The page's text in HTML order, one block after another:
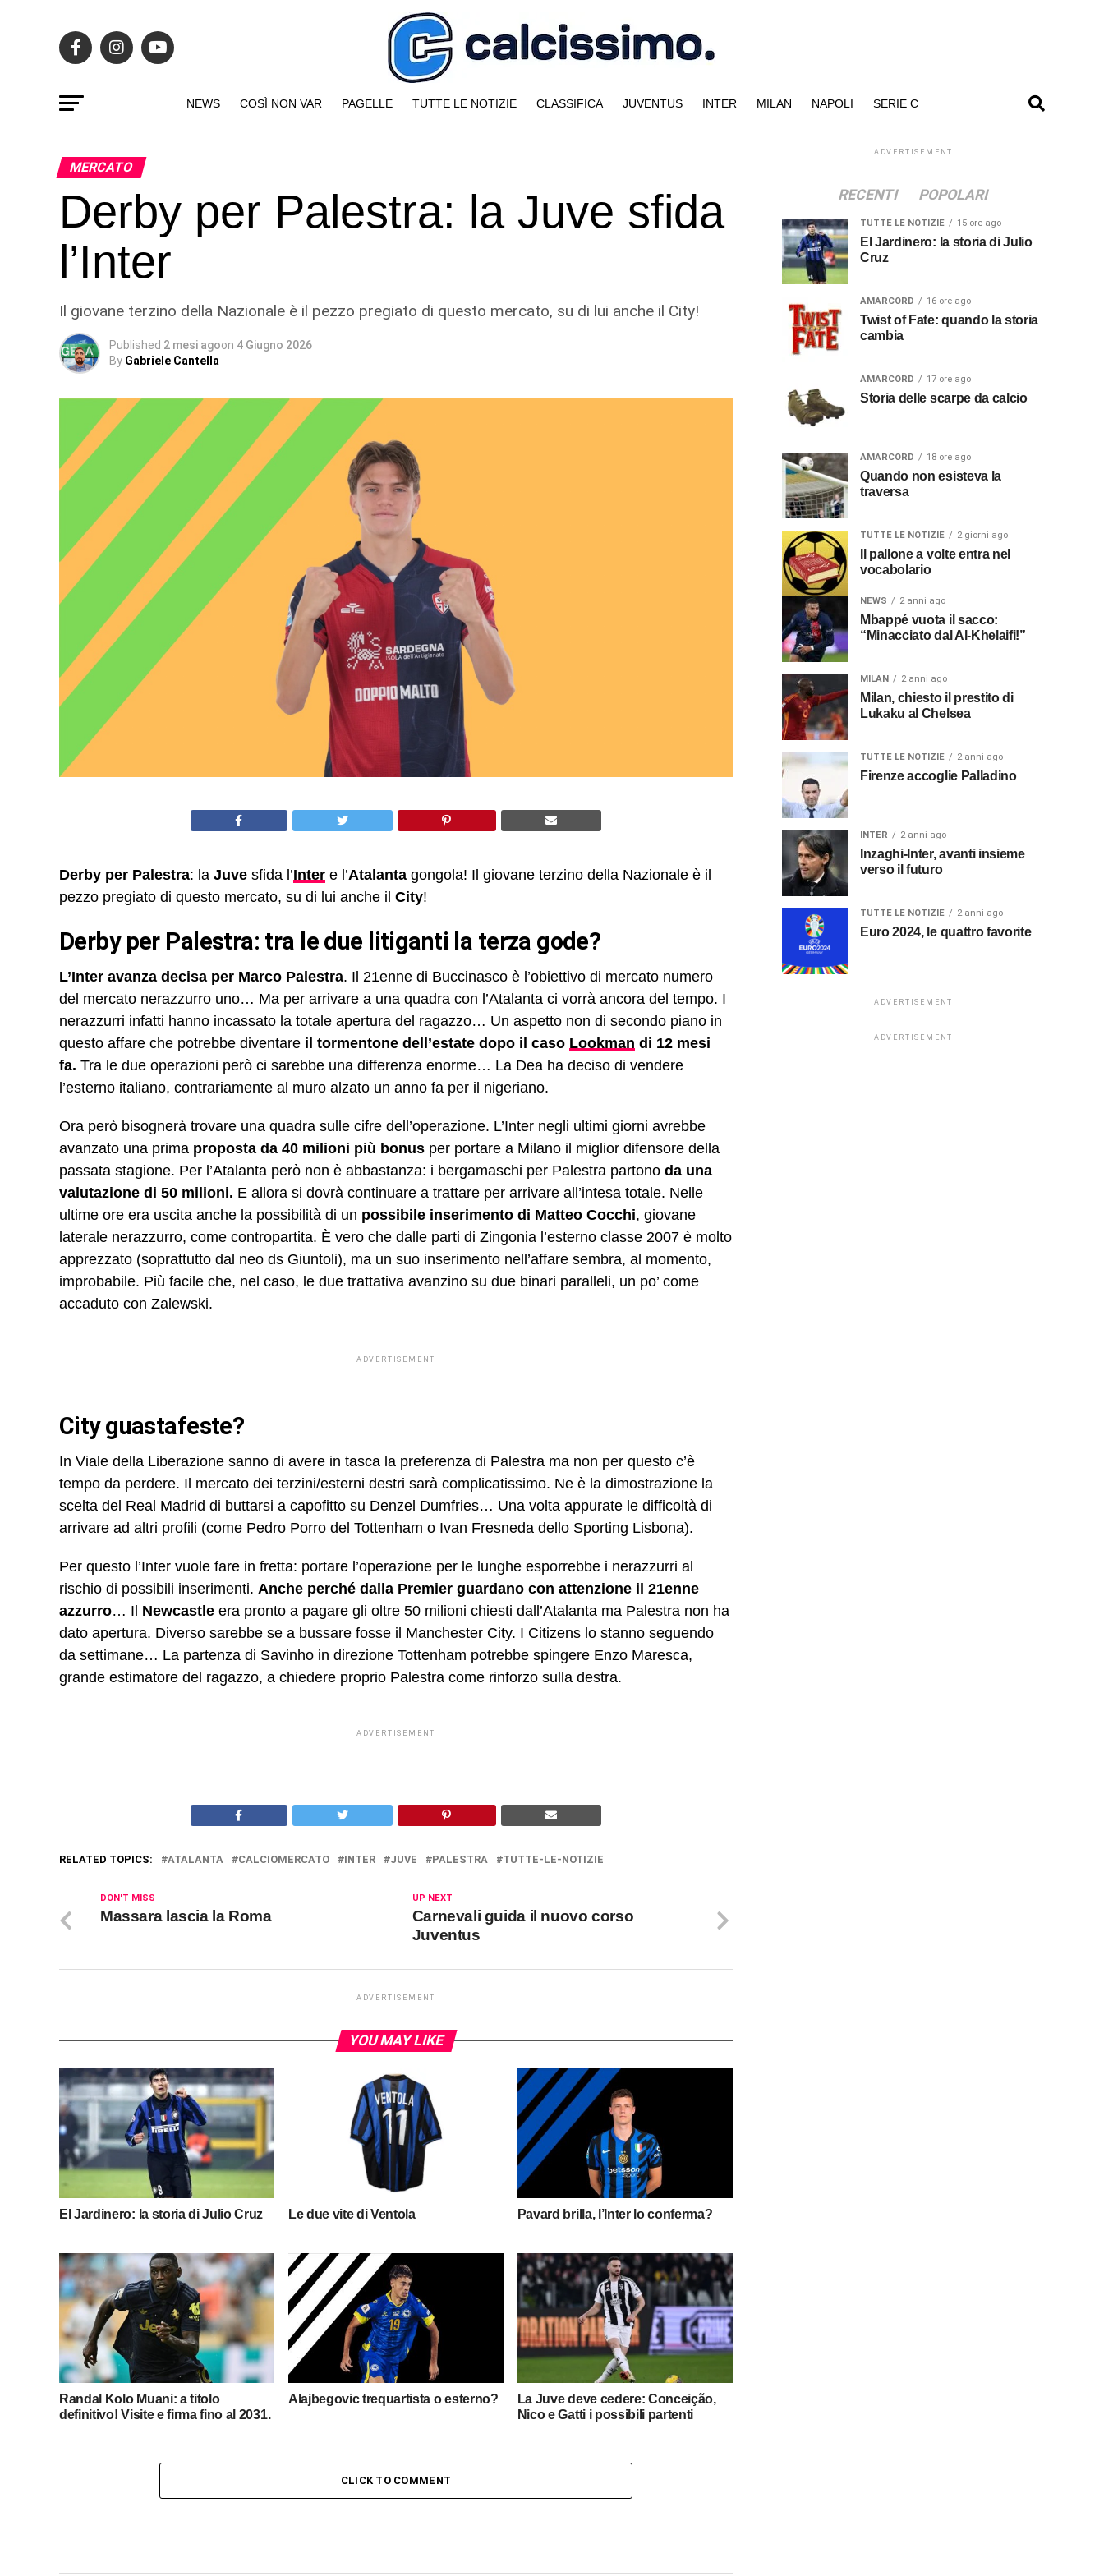
NEWS COSÌ NON VAR PAGELLE TUTTE LE NOTIZIE CLASSIFICA JUVENTUS INTER MILAN NAPOLI SERIE C
MERCATO
Derby per Palestra: la Juve sfida
l’Inter
Il giovane terzino della Nazionale è il pezzo pregiato di questo mercato, su di lui anche il City!
Published 2 mesi agoon 4 Giugno 2026
By Gabriele Cantella
Derby per Palestra: la Juve sfida l’Inter e l’Atalanta gongola! Il giovane terzino della Nazionale è il
pezzo pregiato di questo mercato, su di lui anche il City!
Derby per Palestra: tra le due litiganti la terza gode?
L’Inter avanza decisa per Marco Palestra. Il 21enne di Buccinasco è l’obiettivo di mercato numero
del mercato nerazzurro uno… Ma per arrivare a una quadra con l’Atalanta ci vorrà ancora del tempo. I
nerazzurri infatti hanno incassato la totale apertura del ragazzo… Un aspetto non di secondo piano in
questo affare che potrebbe diventare il tormentone dell’estate dopo il caso Lookman di 12 mesi
fa. Tra le due operazioni però ci sarebbe una differenza enorme… La Dea ha deciso di vendere
l’esterno italiano, contrariamente al muro alzato un anno fa per il nigeriano.
Ora però bisognerà trovare una quadra sulle cifre dell’operazione. L’Inter negli ultimi giorni avrebbe
avanzato una prima proposta da 40 milioni più bonus per portare a Milano il miglior difensore della
passata stagione. Per l’Atalanta però non è abbastanza: i bergamaschi per Palestra partono da una
valutazione di 50 milioni. E allora si dovrà continuare a trattare per arrivare all’intesa totale. Nelle
ultime ore era uscita anche la possibilità di un possibile inserimento di Matteo Cocchi, giovane
laterale nerazzurro, come contropartita. È vero che dalle parti di Zingonia l’esterno classe 2007 è molto
apprezzato (soprattutto dal neo ds Giuntoli), ma un suo inserimento nell’affare sembra, al momento,
improbabile. Più facile che, nel caso, le due trattativa avanzino su due binari paralleli, un po’ come
accaduto con Zalewski.
ADVERTISEMENT
City guastafeste?
In Viale della Liberazione sanno di avere in tasca la preferenza di Palestra ma non per questo c’è
tempo da perdere. Il mercato dei terzini/esterni destri sarà complicatissimo. Ne è la dimostrazione la
scelta del Real Madrid di buttarsi a capofitto su Denzel Dumfries… Una volta appurate le difficoltà di
arrivare ad altri profili (come Pedro Porro del Tottenham o Ivan Fresneda dello Sporting Lisbona).
Per questo l’Inter vuole fare in fretta: portare l’operazione per le lunghe esporrebbe i nerazzurri al
rischio di possibili inserimenti. Anche perché dalla Premier guardano con attenzione il 21enne
azzurro… Il Newcastle era pronto a pagare gli oltre 50 milioni chiesti dall’Atalanta ma Palestra non ha
dato apertura. Diverso sarebbe se a bussare fosse il Manchester City. I Citizens lo stanno seguendo
da settimane… La partenza di Savinho in direzione Tottenham potrebbe spingere Enzo Maresca,
grande estimatore del ragazzo, a chiedere proprio Palestra come rinforzo sulla destra.
ADVERTISEMENT
RELATED TOPICS: ATALANTA CALCIOMERCATO INTER JUVE PALESTRA TUTTE-LE-NOTIZIE
UP NEXT
Carnevali guida il nuovo corso
Juventus
DON'T MISS
Massara lascia la Roma
ADVERTISEMENT
YOU MAY LIKE
El Jardinero: la storia di Julio Cruz Le due vite di Ventola Pavard brilla, l’Inter lo conferma?
Randal Kolo Muani: a titolo
definitivo! Visite e firma fino al 2031.
Alajbegovic trequartista o esterno?
La Juve deve cedere: Conceição,
Nico e Gatti i possibili partenti
CLICK TO COMMENT
ADVERTISEMENT
RECENTI POPOLARI
TUTTE LE NOTIZIE 15 ore ago
El Jardinero: la storia di Julio
Cruz
AMARCORD 16 ore ago
Twist of Fate: quando la storia
cambia
AMARCORD 17 ore ago
Storia delle scarpe da calcio
AMARCORD 18 ore ago
Quando non esisteva la
traversa
TUTTE LE NOTIZIE 2 giorni ago
Il pallone a volte entra nel
vocabolario
NEWS 2 anni ago
Mbappé vuota il sacco:
“Minacciato dal Al-Khelaifi!”
MILAN 2 anni ago
Milan, chiesto il prestito di
Lukaku al Chelsea
TUTTE LE NOTIZIE 2 anni ago
Firenze accoglie Palladino
INTER 2 anni ago
Inzaghi-Inter, avanti insieme
verso il futuro
TUTTE LE NOTIZIE 2 anni ago
Euro 2024, le quattro favorite
ADVERTISEMENT
ADVERTISEMENT